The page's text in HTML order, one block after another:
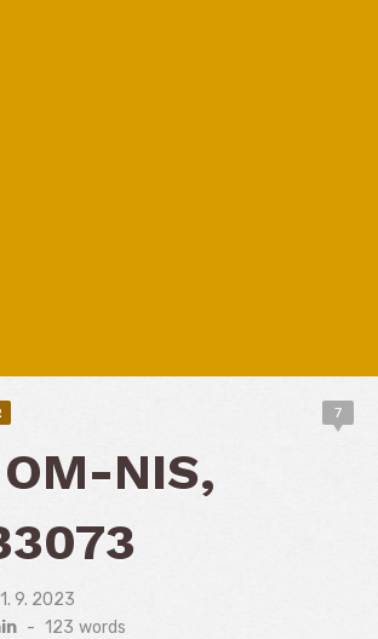
7
NIS,
Posted
on
1. 9. 2023
- 123 words